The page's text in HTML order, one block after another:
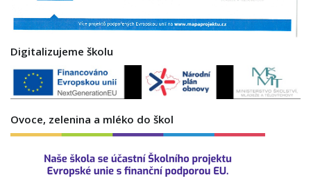
Digitalizujeme školu
Ovoce, zelenina a mléko do škol